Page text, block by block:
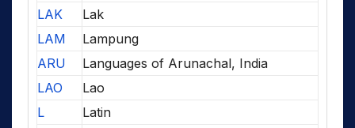
LAK
Lak
LAM
Lampung
ARU
Languages of Arunachal, India
LAO
Lao
L
Latin